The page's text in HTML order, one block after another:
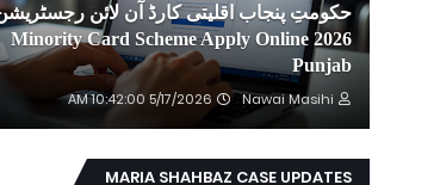
حکومتِ پنجاب اقلیتی کارڈ آن لائن
2026 Minority Card Scheme Apply Online
Punjab
Nawai Masihi
5/17/2026 10:42:00 AM
MARIA SHAHBAZ CASE UPDATES